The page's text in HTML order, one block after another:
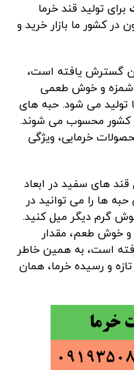
برای تولید قند خرما
کشور ما بازار خرید و
گسترش یافته است،
و خوش طعمی
تولید می شود. حبه های
کشور محسوب می شوند.
خرمایی، ویژگی
های سفید در ابعاد
ها را می توانید در
گرم دیگر میل کنید.
و خوش طعم، مقدار
است، به همین خاطر
و رسیده خرما، همان